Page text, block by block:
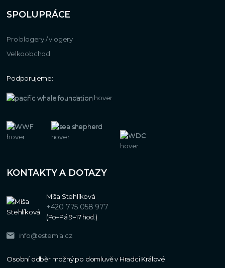
SPOLUPRÁCE
Pro blogery / vlogery
Velkoobchod
Podporujeme:
KONTAKTY A DOTAZY
Míša Stehlíková
+420 775 058 977
(Po–Pá 9–17 hod.)
info@estemia.cz